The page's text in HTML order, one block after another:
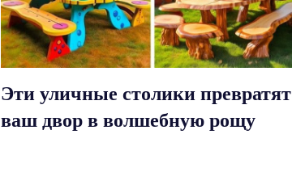
Эти уличные столики превратят
ваш двор в волшебную рощу